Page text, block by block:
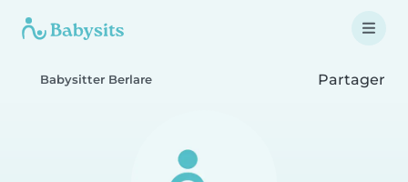
Babysitter Berlare Partager